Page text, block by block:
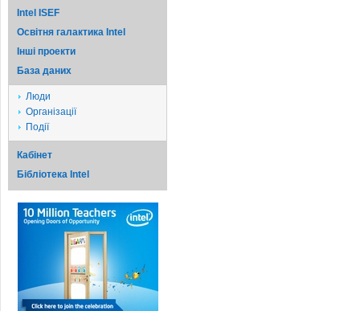
Intel ISEF
Освітня галактика Intel
Iншi проекти
База даних
Люди
Організації
Події
Кабінет
Бібліотека Intel